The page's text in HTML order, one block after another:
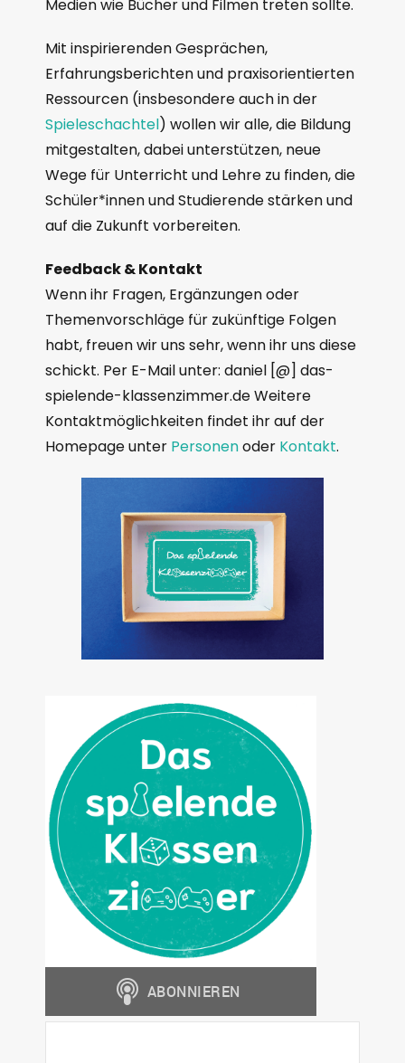
Medien wie Bücher und Filmen treten sollte.
Mit inspirierenden Gesprächen,
Erfahrungsberichten und praxisorientierten
Ressourcen (insbesondere auch in der
Spieleschachtel) wollen wir alle, die Bildung
mitgestalten, dabei unterstützen, neue
Wege für Unterricht und Lehre zu finden, die
Schüler*innen und Studierende stärken und
auf die Zukunft vorbereiten.
Feedback & Kontakt
Wenn ihr Fragen, Ergänzungen oder
Themenvorschläge für zukünftige Folgen
habt, freuen wir uns sehr, wenn ihr uns diese
schickt. Per E-Mail unter: daniel [@] das-
spielende-klassenzimmer.de Weitere
Kontaktmöglichkeiten findet ihr auf der
Homepage unter Personenoder Kontakt.